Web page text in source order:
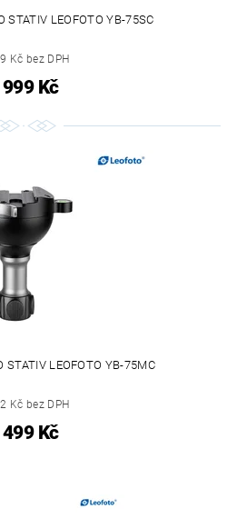
STATIV LEOFOTO YB-75SC
Kč bez DPH
Kč
STATIV LEOFOTO YB-75MC
Kč bez DPH
Kč